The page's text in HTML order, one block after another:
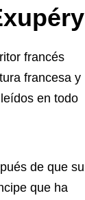
francés
francesa y
en todo
de que su
que ha